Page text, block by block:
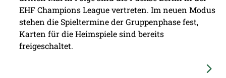
EHF Champions League vertreten. Im neuen Modus
stehen die Spieltermine der Gruppenphase fest,
Karten für die Heimspiele sind bereits
freigeschaltet.